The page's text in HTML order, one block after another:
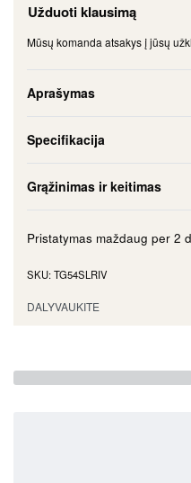
Užduoti klausimą
Mūsų komanda atsakys į jūsų
Aprašymas
Specifikacija
Grąžinimas ir keitimas
Pristatymas maždaug per 2
TG54SLRIV
DALYVAUKITE